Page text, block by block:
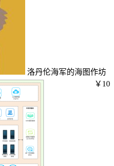
洛丹伦海军的海图作坊
￥10